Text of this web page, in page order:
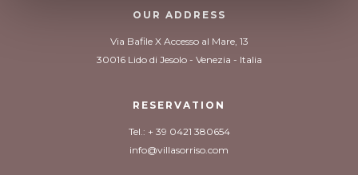
OUR ADDRESS
Via Bafile X Accesso al Mare, 13
30016 Lido di Jesolo - Venezia - Italia
RESERVATION
Tel.: + 39 0421 380654
info@villasorriso.com